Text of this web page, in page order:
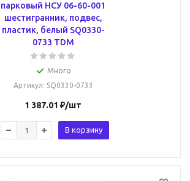
парковый НСУ 06-60-001
шестигранник, подвес,
пластик, белый SQ0330-
0733 TDM
Много
Артикул: SQ0330-0733
1 387.01 ₽/шт
В корзину